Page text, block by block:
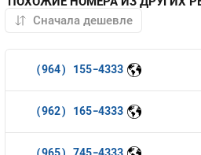
(964) 155-4333
(962) 165-4333
(965) 745-4333